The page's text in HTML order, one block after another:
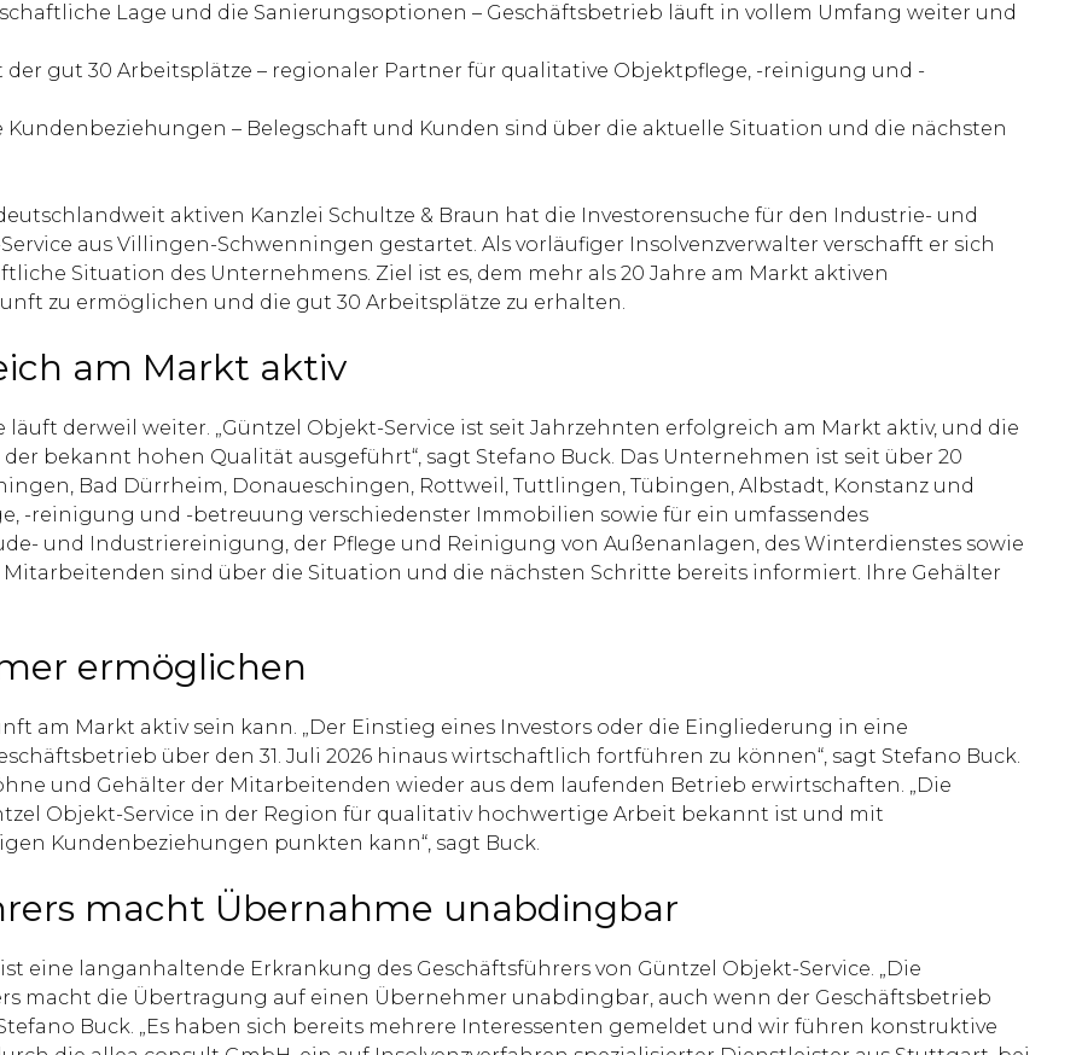
Lage und die Sanierungsoptionen – Geschäftsbetrieb läuft in vollem Umfang weiter und
gut 30 Arbeitsplätze – regionaler Partner für qualitative Objektpflege, -reinigung und -
– Belegschaft und Kunden sind über die aktuelle Situation und die nächsten
aktiven Kanzlei Schultze & Braun hat die Investorensuche für den Industrie- und
aus Villingen-Schwenningen gestartet. Als vorläufiger Insolvenzverwalter verschafft er sich
Situation des Unternehmens. Ziel ist es, dem mehr als 20 Jahre am Markt aktiven
zu ermöglichen und die gut 30 Arbeitsplätze zu erhalten.
am Markt aktiv
derweil weiter. „Güntzel Objekt-Service ist seit Jahrzehnten erfolgreich am Markt aktiv, und die
bekannt hohen Qualität ausgeführt“, sagt Stefano Buck. Das Unternehmen ist seit über 20
Bad Dürrheim, Donaueschingen, Rottweil, Tuttlingen, Tübingen, Albstadt, Konstanz und
-reinigung und -betreuung verschiedenster Immobilien sowie für ein umfassendes
und Industriereinigung, der Pflege und Reinigung von Außenanlagen, des Winterdienstes sowie
sind über die Situation und die nächsten Schritte bereits informiert. Ihre Gehälter
ermöglichen
am Markt aktiv sein kann. „Der Einstieg eines Investors oder die Eingliederung in eine
über den 31. Juli 2026 hinaus wirtschaftlich fortführen zu können“, sagt Stefano Buck.
und Gehälter der Mitarbeitenden wieder aus dem laufenden Betrieb erwirtschaften. „Die
Objekt-Service in der Region für qualitativ hochwertige Arbeit bekannt ist und mit
Kundenbeziehungen punkten kann“, sagt Buck.
macht Übernahme unabdingbar
eine langanhaltende Erkrankung des Geschäftsführers von Güntzel Objekt-Service. „Die
macht die Übertragung auf einen Übernehmer unabdingbar, auch wenn der Geschäftsbetrieb
Buck. „Es haben sich bereits mehrere Interessenten gemeldet und wir führen konstruktive